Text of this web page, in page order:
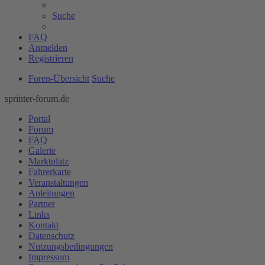
Suche
FAQ
Anmelden
Registrieren
Foren-Übersicht Suche
sprinter-forum.de
Portal
Forum
FAQ
Galerie
Marktplatz
Fahrerkarte
Veranstaltungen
Anleitungen
Partner
Links
Kontakt
Datenschutz
Nutzungsbedingungen
Impressum